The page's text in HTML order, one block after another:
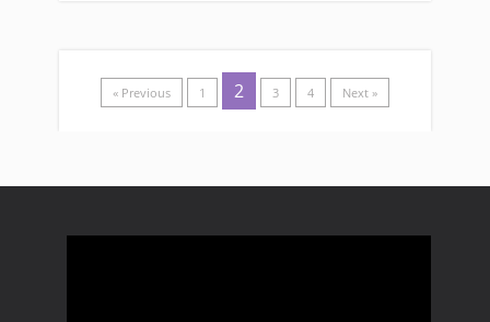
« Previous 1 2 3 4 Next »